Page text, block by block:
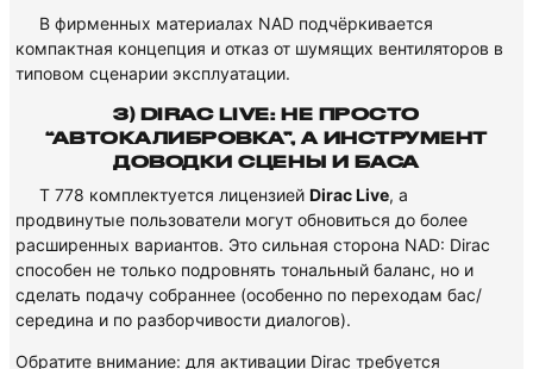
В фирменных материалах NAD подчёркивается
компактная концепция и отказ от шумящих вентиляторов в
типовом сценарии эксплуатации.
3) DIRAC LIVE: НЕ ПРОСТО
“АВТОКАЛИБРОВКА”, А ИНСТРУМЕНТ
ДОВОДКИ СЦЕНЫ И БАСА
T 778 комплектуется лицензией Dirac Live, а
продвинутые пользователи могут обновиться до более
расширенных вариантов. Это сильная сторона NAD: Dirac
способен не только подровнять тональный баланс, но и
сделать подачу собраннее (особенно по переходам бас/
середина и по разборчивости диалогов).
Обратите внимание: для активации Dirac требуется